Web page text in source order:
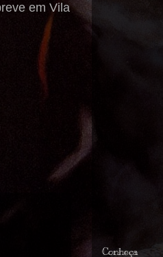
em Vila
Conheça